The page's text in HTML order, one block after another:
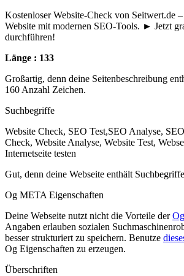
Kostenloser Website-Check von Seitwert.de
Website mit modernen SEO-Tools. ► Jetzt
durchführen!
Länge : 133
Großartig, denn deine Seitenbeschreibung
160 Anzahl Zeichen.
Suchbegriffe
Website Check, SEO Test,SEO Analyse,
Check, Website Analyse, Website Test,
Internetseite testen
Gut, denn deine Webseite enthält
Og META Eigenschaften
Deine Webseite nutzt nicht die Vorteile der
Angaben erlauben sozialen
besser strukturiert zu speichern. Benutze
Og Eigenschaften zu erzeugen.
Überschriften